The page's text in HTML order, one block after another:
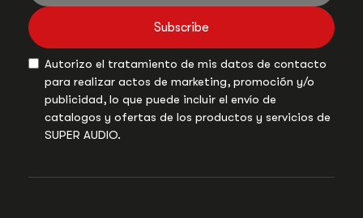
Subscribe
Autorizo el tratamiento de mis datos de contacto
para realizar actos de marketing, promoción y/o
publicidad, lo que puede incluir el envío de
catalogos y ofertas de los productos y servicios de
SUPER AUDIO.